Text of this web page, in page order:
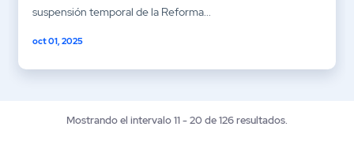
suspensión temporal de la Reforma...
oct 01, 2025
Mostrando el intervalo 11 - 20 de 126 resultados.